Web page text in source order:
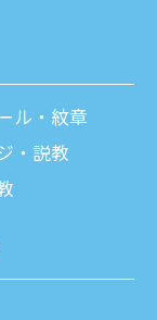
ル・紋章
・説教